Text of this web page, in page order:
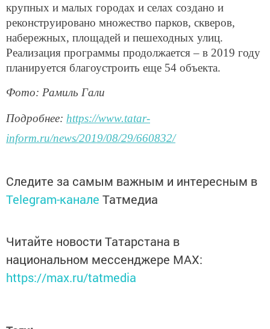
крупных и малых городах и селах создано и
реконструировано множество парков, скверов,
набережных, площадей и пешеходных улиц.
Реализация программы продолжается – в 2019 году
планируется благоустроить еще 54 объекта.
Фото: Рамиль Гали
Подробнее: https://www.tatar-
inform.ru/news/2019/08/29/660832/
Следите за самым важным и интересным в
Telegram-канале Татмедиа
Читайте новости Татарстана в
национальном мессенджере MАХ:
https://max.ru/tatmedia